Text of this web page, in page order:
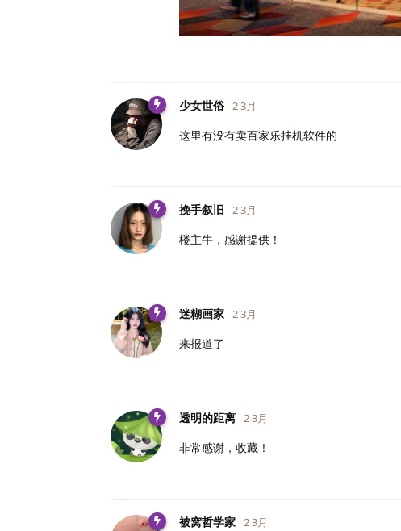
少女世俗 2 3月
这里有没有卖百家乐挂机软件的
挽手叙旧 2 3月
楼主牛，感谢提供！
迷糊画家 2 3月
来报道了
透明的距离 2 3月
非常感谢，收藏！
被窝哲学家 2 3月